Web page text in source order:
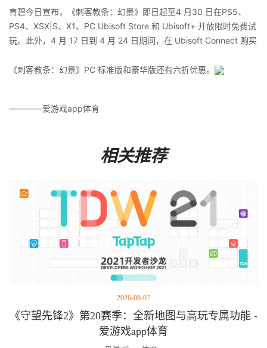
育碧今日宣布，《刺客教条：幻景》即日起至4 月30 日在PS5、
PS4、XSX|S、X1、PC Ubisoft Store 和 Ubisoft+ 开放限时免费试
玩。此外，4 月 17 日到 4 月 24 日期间，在 Ubisoft Connect 购买
《刺客教条：幻景》PC 标准版和豪华版还有六折优惠。
————爱游戏app体育
相关推荐
2026-08-07
《守望先锋2》第20赛季：全新地图与高玩专属功能 -
爱游戏app体育